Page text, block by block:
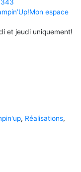
Mon espace
et jeudi uniquement!
, Réalisations,